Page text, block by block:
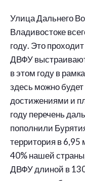
Улица Дальнего
Владивостоке
году. Это
ДВФУ
в этом году в
здесь можно
достижениями и
году перечень
пополнили
территория в 6,95
40% нашей
ДВФУ длиной в